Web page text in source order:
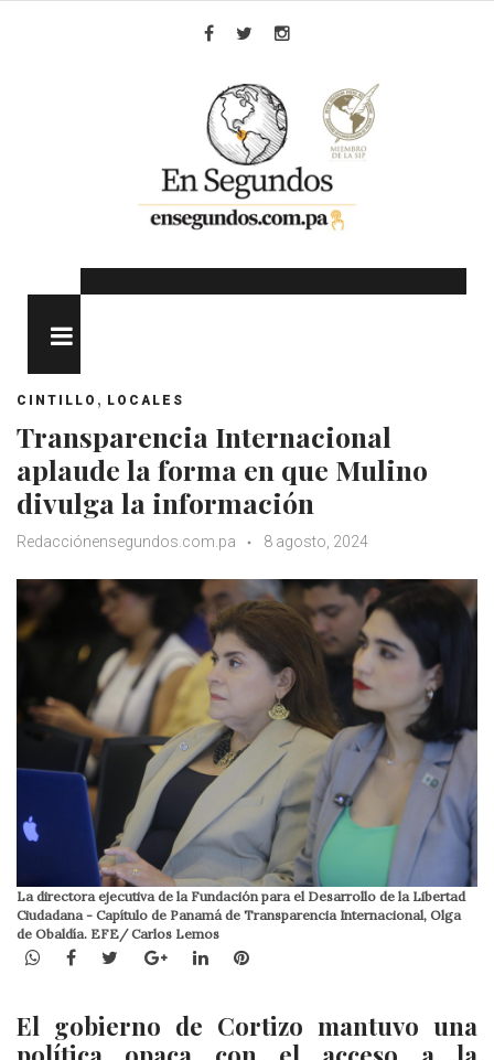
CINTILLO , LOCALES
Transparencia Internacional
aplaude la forma en que Mulino
divulga la información
Redacciónensegundos.com.pa 8 agosto, 2024
La directora ejecutiva de la Fundación para el Desarrollo de la Libertad
Ciudadana - Capítulo de Panamá de Transparencia Internacional, Olga
de Obaldía. EFE/ Carlos Lemos
WhatsApp
Facebook
TwitterGoogle+LinkedInPinterest
El gobierno de Cortizo mantuvo una